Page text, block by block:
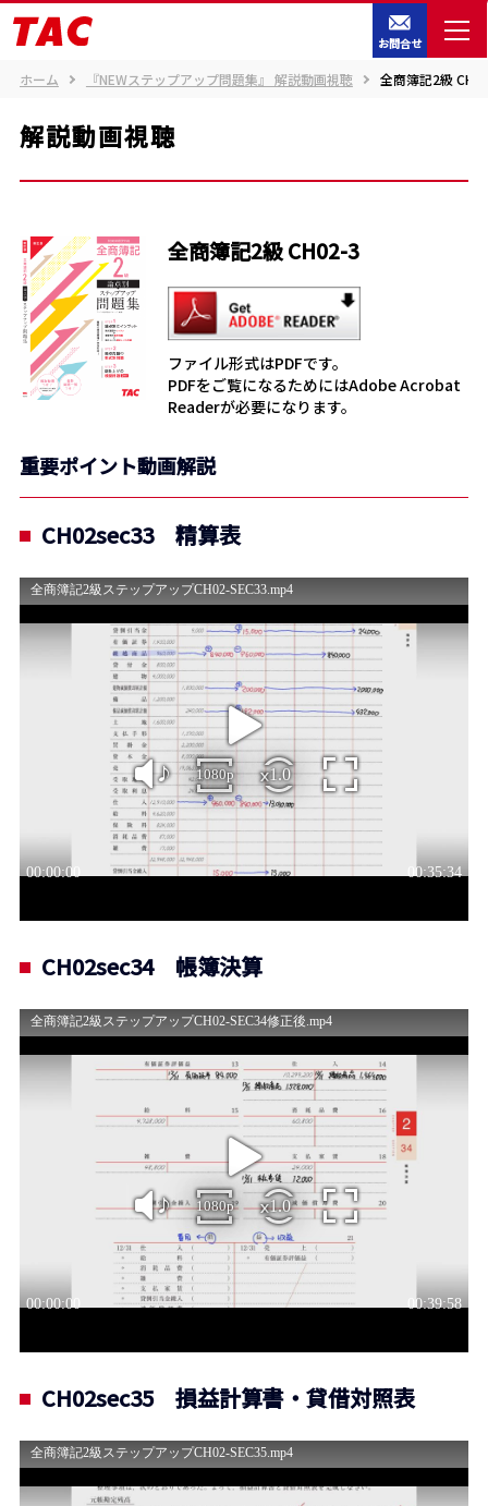
お問合せ
ホーム 『NEWステップアップ問題集』 解説動画視聴 全商簿記2級
解説動画視聴
全商簿記2級 CH02-3
ファイル形式はPDFです。
PDFをご覧になるためにはAdobe Acrobat
Readerが必要になります。
重要ポイント動画解説
CH02sec33 精算表
CH02sec34 帳簿決算
CH02sec35 損益計算書・貸借対照表